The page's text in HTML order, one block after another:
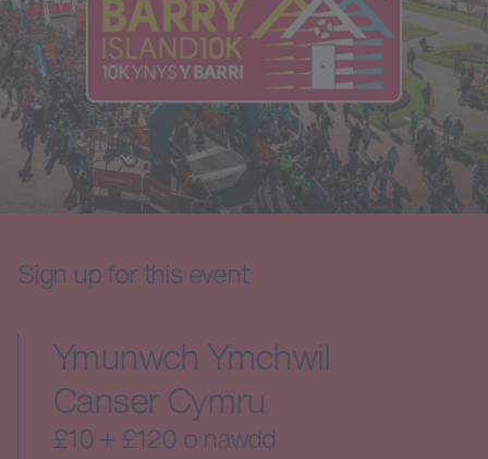
Sign up for this event
Ymunwch Ymchwil
Canser Cymru
£10 + £120 o nawdd